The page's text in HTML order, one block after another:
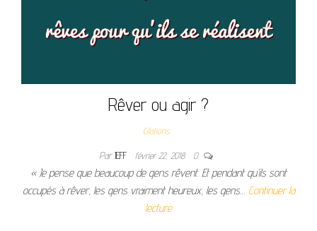
Rêver ou agir ?
Citations
ParJEFF février 22, 2018 0
« Je pense que beaucoup de gens rêvent. Et pendant qu’ils sont
occupés à rêver, les gens vraiment heureux, les gens… Continuer la
lecture